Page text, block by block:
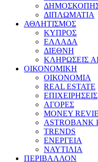
ΔΙΠΛΩΜΑΤΙΑ
ΑΘΛΗΤΙΣΜΟΣ
ΚΥΠΡΟΣ
ΕΛΛΑΔΑ
ΔΙΕΘΝΗ
ΚΛΗΡΩΣΕΙΣ
ΟΙΚΟΝΟΜΙΚΗ
ΟΙΚΟΝΟΜΙΑ
REAL ESTATE
ΕΠΙΧΕΙΡΗΣΕΙΣ
ΑΓΟΡΕΣ
MONEY
ASTROBANK
TRENDS
ΕΝΕΡΓΕΙΑ
ΝΑΥΤΙΛΙΑ
ΠΕΡΙΒΑΛΛΟΝ